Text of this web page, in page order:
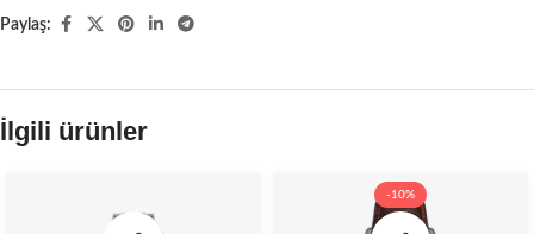
Paylaş:
İlgili ürünler
-10%